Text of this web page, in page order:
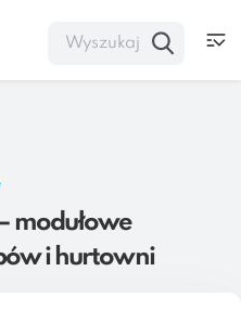
modułowe
i hurtowni